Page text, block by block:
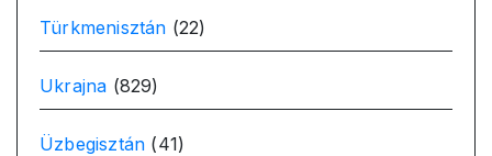
Türkmenisztán (22)
Ukrajna (829)
Üzbegisztán (41)